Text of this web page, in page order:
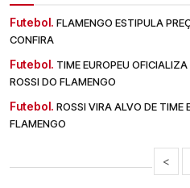
Futebol. FLAMENGO ESTIPULA
CONFIRA
Futebol. TIME EUROPEU
ROSSI DO FLAMENGO
Futebol. ROSSI VIRA ALVO DE TIME
FLAMENGO
<